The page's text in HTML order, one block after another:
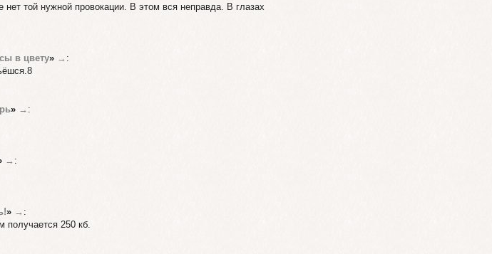
нет той нужной провокации. В этом вся неправда. В глазах
в цвету» → :
» → :
→ :
» → :
получается 250 кб.